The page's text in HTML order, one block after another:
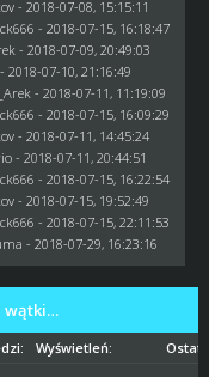
- 2018-07-08, 15:15:11
- 2018-07-15, 16:18:47
- 2018-07-09, 20:49:03
2018-07-10, 21:16:49
- 2018-07-11, 11:19:09
- 2018-07-15, 16:09:29
- 2018-07-11, 14:45:24
- 2018-07-11, 20:44:51
- 2018-07-15, 16:22:54
- 2018-07-15, 19:52:49
- 2018-07-15, 22:11:53
- 2018-07-29, 16:23:16
wątki…
Wyświetleń: